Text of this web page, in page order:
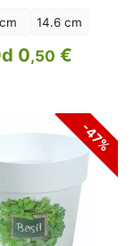
14.6 cm
0,50 €
-47%